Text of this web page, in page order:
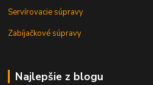
Servírovacie súpravy
Zabíjačkové súpravy
Najlepšie z blogu